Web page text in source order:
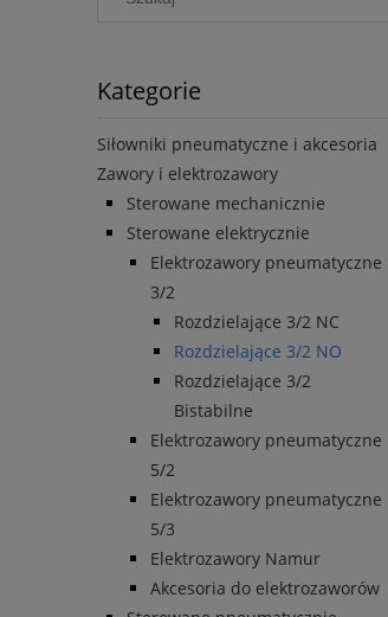
Kategorie
Siłowniki pneumatyczne i akcesoria
Zawory i elektrozawory
Sterowane mechanicznie
Sterowane elektrycznie
Elektrozawory pneumatyczne
3/2
Rozdzielające 3/2 NC
Rozdzielające 3/2 NO
Rozdzielające 3/2
Bistabilne
Elektrozawory pneumatyczne
5/2
Elektrozawory pneumatyczne
5/3
Elektrozawory Namur
Akcesoria do elektrozaworów